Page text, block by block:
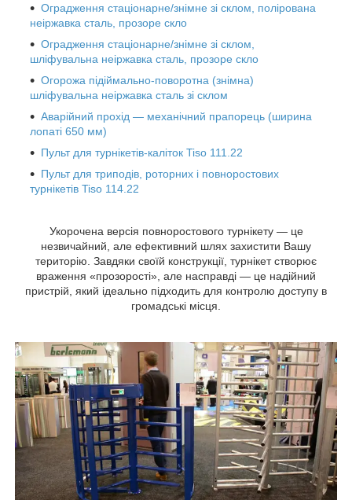
Оградження стаціонарне/знімне зі склом, полірована
неіржавка сталь, прозоре скло
Оградження стаціонарне/знімне зі склом,
шліфувальна неіржавка сталь, прозоре скло
Огорожа підіймально-поворотна (знімна)
шліфувальна неіржавка сталь зі склом
Аварійний прохід — механічний прапорець (ширина
лопаті 650 мм)
Пульт для турнікетів-каліток Tiso 111.22
Пульт для триподів, роторних і повноростових
турнікетів Tiso 114.22
Укорочена версія повноростового турнікету — це
незвичайний, але ефективний шлях захистити Вашу
територію. Завдяки своїй конструкції, турнікет створює
враження «прозорості», але насправді — це надійний
пристрій, який ідеально підходить для контролю доступу в
громадські місця.